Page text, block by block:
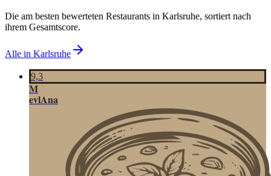
Die am besten bewerteten Restaurants in Karlsruhe, sortiert nach
ihrem Gesamtscore.
Alle in Karlsruhe
9,3
M
evlAna